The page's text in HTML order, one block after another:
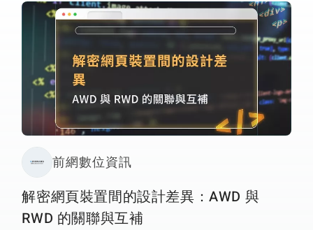
前網數位資訊
解密網頁裝置間的設計差異：AWD 與
RWD 的關聯與互補